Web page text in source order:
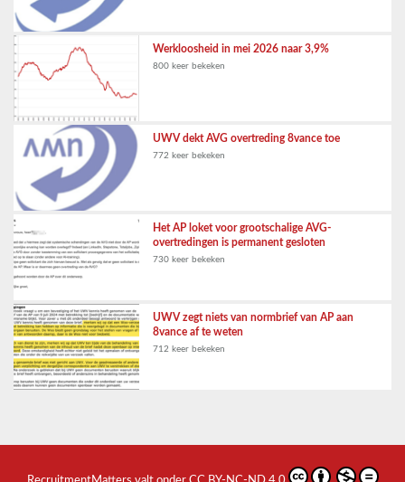
Werkloosheid in mei 2026 naar 3,9%
800 keer bekeken
UWV dekt AVG overtreding 8vance toe
772 keer bekeken
Het AP loket voor grootschalige AVG-
overtredingen is permanent gesloten
730 keer bekeken
UWV zegt niets van normbrief van AP aan
8vance af te weten
712 keer bekeken